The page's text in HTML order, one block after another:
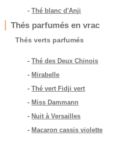
-Thé blanc d'Anji
Thés parfumés en vrac
Thés verts parfumés
-Thé des Deux Chinois
- Mirabelle
-Thé vert Fidji vert
- Miss Dammann
- Nuit à Versailles
- Macaron cassis violette